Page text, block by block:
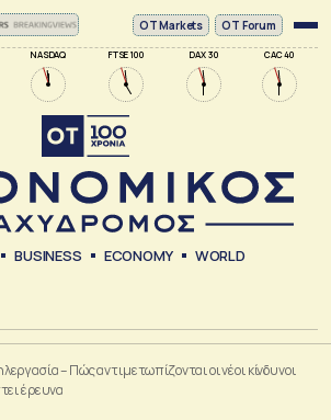
NASDAQ FTSE 100 DAX 30 CAC 40
ΟΤ Markets OT Forum
BUSINESS ECONOMY WORLD
– Πώς αντιμετωπίζονται οι νέοι κίνδυνοι
έρευνα